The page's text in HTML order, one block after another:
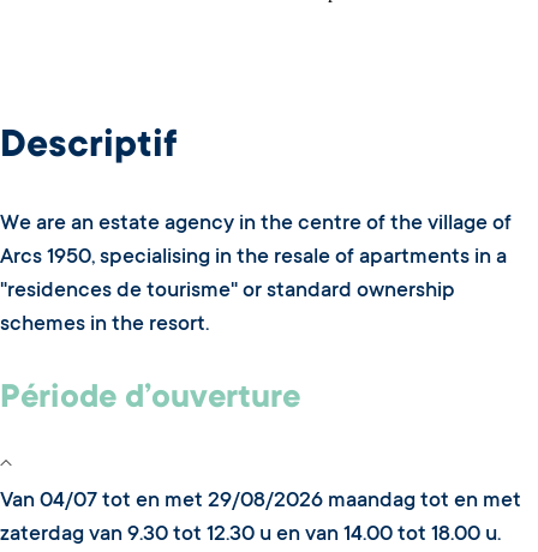
Descriptif
We are an estate agency in the centre of the village of
Arcs 1950, specialising in the resale of apartments in a
"residences de tourisme" or standard ownership
schemes in the resort.
Période d’ouverture
Van 04/07 tot en met 29/08/2026 maandag tot en met
zaterdag van 9.30 tot 12.30 u en van 14.00 tot 18.00 u.